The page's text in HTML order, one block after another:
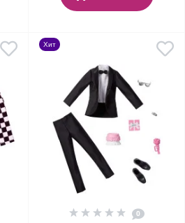
Хит
0